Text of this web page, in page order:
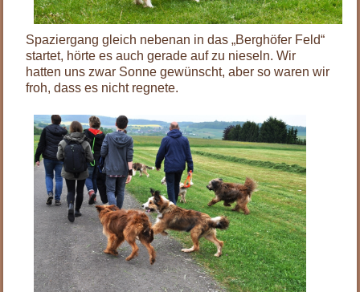
Spaziergang gleich nebenan in das „Berghöfer Feld“
startet, hörte es auch gerade auf zu nieseln. Wir
hatten uns zwar Sonne gewünscht, aber so waren wir
froh, dass es nicht regnete.